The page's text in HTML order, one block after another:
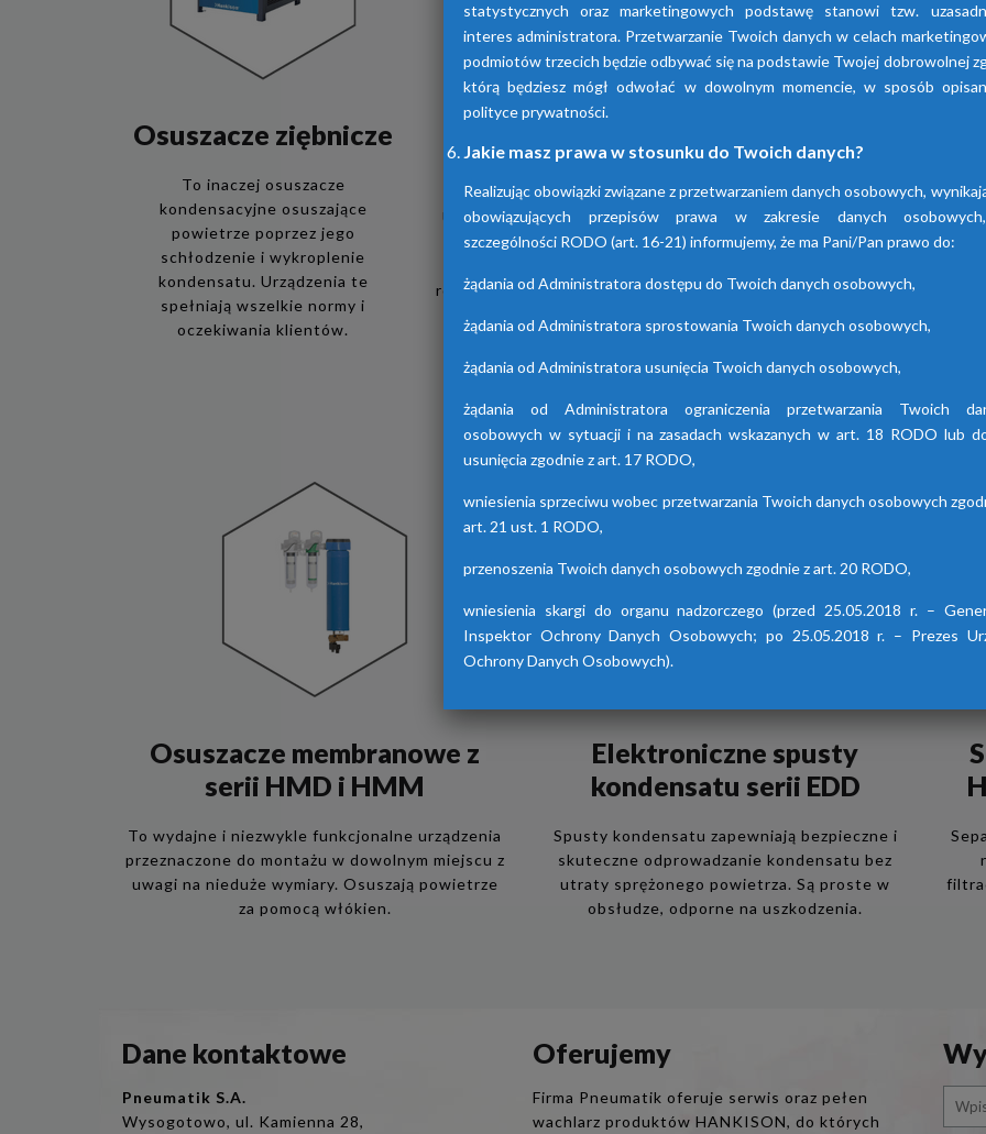
Osuszacze ziębnicze
To inaczej osuszacze
kondensacyjne osuszające
powietrze poprzez jego
schłodzenie i wykroplenie
kondensatu. Urządzenia te
spełniają wszelkie normy i
oczekiwania klientów.
adsorpcyjne
Urządzenia te przyczyniają się do
osuszania powietrza za pomocą
różnych seriach. Każda z nich różni
hybrydowe z serii
HDB
Osuszacze hybrydowe są
połączeniem osuszacza
niskimi kosztami eksploatacji,
lato/zima oraz brakiem
Osuszacze membranowe z
serii HMD i HMM
To wydajne i niezwykle funkcjonalne urządzenia
przeznaczone do montażu w dowolnym miejscu z
uwagi na nieduże wymiary. Osuszają powietrze
za pomocą włókien.
Elektroniczne spusty
kondensatu serii EDD
Spusty kondensatu zapewniają bezpieczne i
skuteczne odprowadzanie kondensatu bez
utraty sprężonego powietrza. Są proste w
obsłudze, odporne na uszkodzenia.
Dane kontaktowe
Pneumatik S.A.
Wysogotowo, ul. Kamienna 28,
Oferujemy
Firma Pneumatik oferuje serwis oraz pełen
wachlarz produktów HANKISON, do których
statystycznych oraz marketingowych podstawę stanowi tzw.
interes administratora. Przetwarzanie Twoich danych w celach
podmiotów trzecich będzie odbywać się na podstawie Twojej dobrowolnej
którą będziesz mógł odwołać w dowolnym momencie, w sposób
polityce prywatności.
Jakie masz prawa w stosunku do Twoich danych?
Realizując obowiązki związane z przetwarzaniem danych osobowych,
obowiązujących przepisów prawa w zakresie danych
szczególności RODO (art. 16-21) informujemy, że ma Pani/Pan prawo do:
żądania od Administratora dostępu do Twoich danych osobowych,
żądania od Administratora sprostowania Twoich danych osobowych,
żądania od Administratora usunięcia Twoich danych osobowych,
żądania od Administratora ograniczenia przetwarzania Twoich
osobowych w sytuacji i na zasadach wskazanych w art. 18 RODO lub
usunięcia zgodnie z art. 17 RODO,
wniesienia sprzeciwu wobec przetwarzania Twoich danych osobowych
art. 21 ust. 1 RODO,
przenoszenia Twoich danych osobowych zgodnie z art. 20 RODO,
wniesienia skargi do organu nadzorczego (przed 25.05.2018 r. –
Inspektor Ochrony Danych Osobowych; po 25.05.2018 r. – Prezes
Ochrony Danych Osobowych).